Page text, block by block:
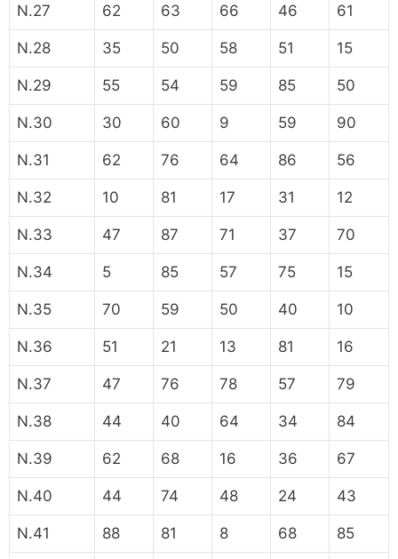
N.27 62 63 66 46 61
N.28 35 50 58 51 15
N.29 55 54 59 85 50
N.30 30 60 9 59 90
N.31 62 76 64 86 56
N.32 10 81 17 31 12
N.33 47 87 71 37 70
N.34 5 85 57 75 15
N.35 70 59 50 40 10
N.36 51 21 13 81 16
N.37 47 76 78 57 79
N.38 44 40 64 34 84
N.39 62 68 16 36 67
N.40 44 74 48 24 43
N.41 88 81 8 68 85